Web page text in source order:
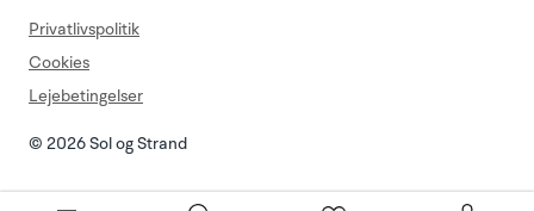
© 2026 Sol og Strand
Privatlivspolitik
Cookies
Lejebetingelser